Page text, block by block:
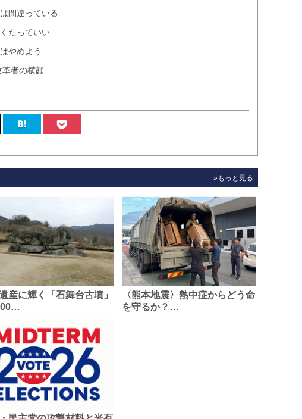
間違っている
たっていい
やめよう
者の横顔
»もっと見る
産に輝く「石舞台古墳」
〈熊本地震〉熱中症からどう命
を守るか？…